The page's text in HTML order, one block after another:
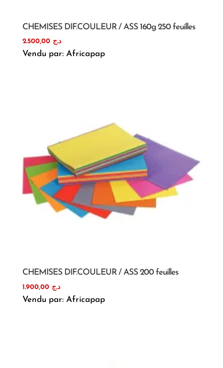
CHEMISES DIF.COULEUR / ASS 160g 250 feuilles
د.ج 2.500,00
Vendu par: Africapap
CHEMISES DIF.COULEUR / ASS 200 feuilles
د.ج 1.900,00
Vendu par: Africapap